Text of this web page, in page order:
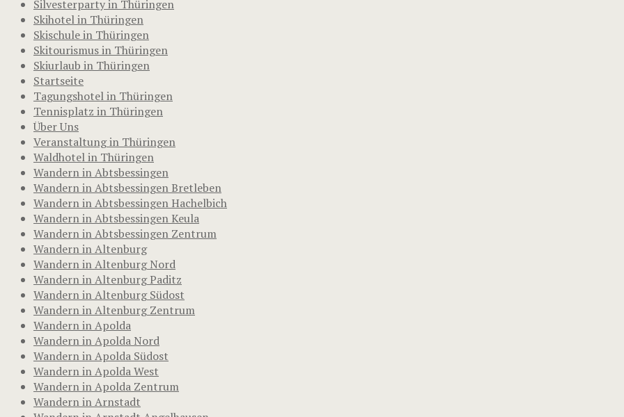
Silvesterparty in Thüringen
Skihotel in Thüringen
Skischule in Thüringen
Skitourismus in Thüringen
Skiurlaub in Thüringen
Startseite
Tagungshotel in Thüringen
Tennisplatz in Thüringen
Über Uns
Veranstaltung in Thüringen
Waldhotel in Thüringen
Wandern in Abtsbessingen
Wandern in Abtsbessingen Bretleben
Wandern in Abtsbessingen Hachelbich
Wandern in Abtsbessingen Keula
Wandern in Abtsbessingen Zentrum
Wandern in Altenburg
Wandern in Altenburg Nord
Wandern in Altenburg Paditz
Wandern in Altenburg Südost
Wandern in Altenburg Zentrum
Wandern in Apolda
Wandern in Apolda Nord
Wandern in Apolda Südost
Wandern in Apolda West
Wandern in Apolda Zentrum
Wandern in Arnstadt